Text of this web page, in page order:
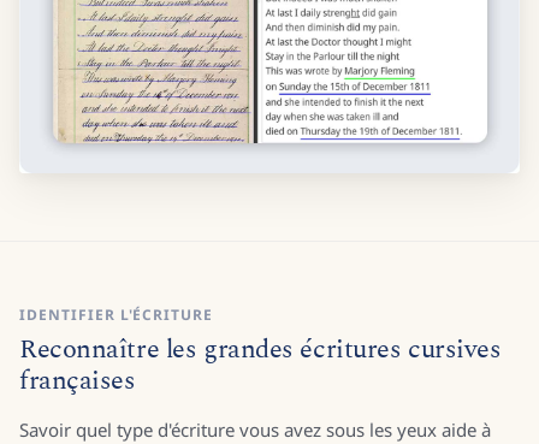
IDENTIFIER L'ÉCRITURE
Reconnaître les grandes écritures cursives
françaises
Savoir quel type d'écriture vous avez sous les yeux aide à